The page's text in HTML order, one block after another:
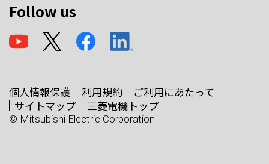
Follow us
個人情報保護 利用規約
ご利用にあたって
サイトマップ
三菱電機トップ
© Mitsubishi Electric Corporation